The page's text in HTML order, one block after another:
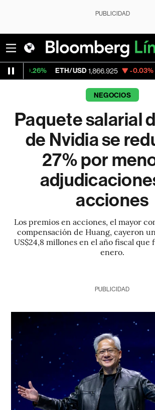
PUBLICIDAD
ETH/USD 1,866.925 -0.03% Visa
NEGOCIOS
Paquete salarial
de Nvidia se
27% por
acciones
Los premios en acciones, el mayor
compensación de Huang, cayeron
US$24,8 millones en el año fiscal que
enero.
PUBLICIDAD